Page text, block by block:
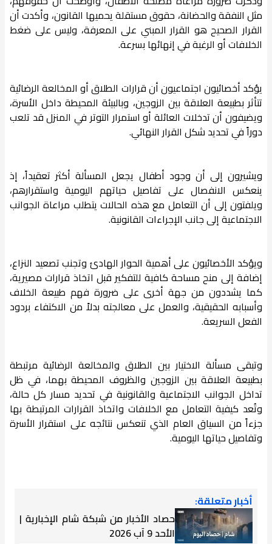
مثل النفقة والحضانة، حقوق مستقلة يحميها القانون، وأكدت أن
القرار الصحيح هو القرار المبني على المعرفة، وليس على ضغط
الخلافات أو الرغبة في إنهائها بسرعة.
يؤكد أخصائيون اجتماعيون أن قرارات الطلاق أو المخالعة الرضائية
تتأثر بطبيعة العلاقة بين الزوجين، وبالبيئة المحيطة داخل الأسرة،
ويضيفون أن تدخلات العائلة أو استمرار التوتر في المنزل قد تلعب
دوراً في تحديد شكل القرار النهائي.
ويشيرون إلى أن وجود أطفال يجعل المسألة أكثر تعقيداً، إذ
ينعكس الانفصال على تفاصيل حياتهم اليومية واستقرارهم،
ويلفتون إلى أن التعامل مع هذه الحالات يتطلب مراعاة الجوانب
الاجتماعية إلى جانب الإجراءات القانونية.
ويؤكد الأخصائيون على أهمية الحوار الهادئ وتجنب تصعيد النزاع،
إضافة إلى منح مساحة كافية للتفكير قبل اتخاذ قرارات مصيرية،
كما يشددون من جهة أخرى على ضرورة فهم طبيعة الخلاف
وأسبابه الحقيقية، والعمل على معالجته بدلاً من الاكتفاء بردود
الفعل السريعة.
وتبقى مسألة الاختيار بين الطلاق والمخالعة الرضائية مرتبطة
بطبيعة العلاقة بين الزوجين والظروف المحيطة بهما، في ظل
تداخل الجوانب الاجتماعية والقانونية في تحديد مسار كل حالة،
وتُعد كيفية التعامل مع الخلافات واتخاذ القرارات المرتبطة بها
جزءاً من السياق العام الذي تنعكس نتائجه على استقرار الأسرة
وتفاصيل حياتها اليومية.
أخبار متعلقة:
حصاد الأخبار من شبكة شام الإخبارية |
الأحد 9 آب 2026